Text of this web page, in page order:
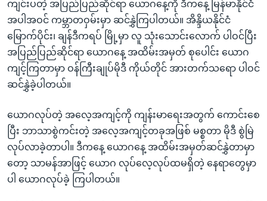
နေရာ
သို့
ကျော်
ရန်
ကျင်းပတဲ့ အပြည်ပြည်ဆိုင်ရာ ယောဂနေ့ကို ဒီကနေ့ မြန်မာနိုင်ငံ
အပါအဝင် ကမ္ဘာတဝှမ်းမှာ ဆင်နွှဲကြပါတယ်။ အိန္ဒိယနိုင်ငံ
မြောက်ပိုင်း၊ ချန်ဒီကရပ် မြို့မှာ လူ သုံးသောင်းလောက် ပါဝင်ပြီး
အပြည်ပြည်ဆိုင်ရာ ယောဂနေ့ အထိမ်းအမှတ် စုပေါင်း ယောဂ
ကျင့်ကြတာမှာ ဝန်ကြီးချုပ်မိုဒီ ကိုယ်တိုင် အားတက်သရော ပါဝင်
ဆင်နွှဲခဲ့ပါတယ်။
ယောဂလုပ်တဲ့ အလေ့အကျင့်ကို ကျန်းမာရေးအတွက် ကောင်းစေ
ပြီး ဘာသာစွဲကင်းတဲ့ အလေ့အကျင့်တခုအဖြစ် မစ္စတာ မိုဒီ စွဲမြဲ
လုပ်လာခဲ့တာပါ။ ဒီကနေ့ ယောဂနေ့ အထိမ်းအမှတ်ဆင်နွှဲတာမှာ
တော့ သာမန်အာဖြင့် ယောဂ လုပ်လေ့လုပ်ထမရှိတဲ့ နေရာတွေမှာ
ပါ ယောဂလုပ်ခဲ့ ကြပါတယ်။